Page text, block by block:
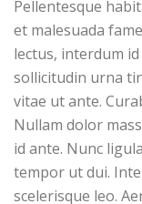
Pellentesque
et malesuada
lectus, interdum
sollicitudin urna
vitae ut ante.
Nullam dolor
id ante. Nunc
tempor ut dui.
scelerisque leo.